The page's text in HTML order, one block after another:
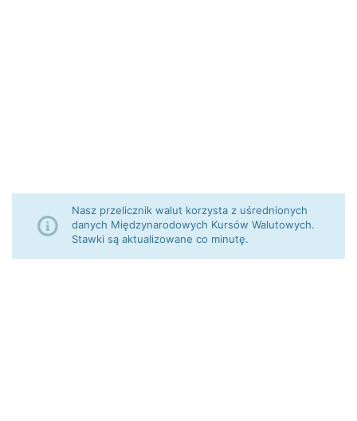
Nasz przelicznik walut korzysta z uśrednionych
danych Międzynarodowych Kursów Walutowych.
Stawki są aktualizowane co minutę.